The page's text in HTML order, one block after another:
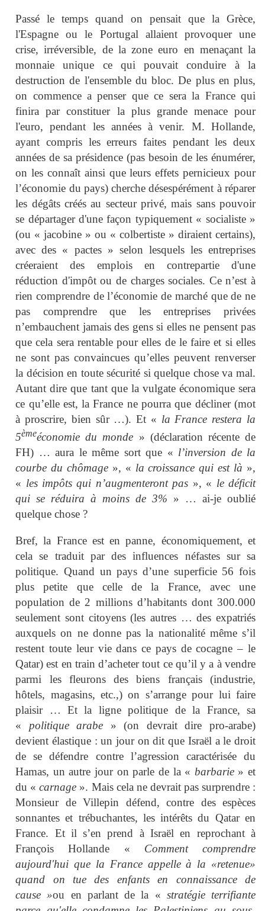
Passé le temps quand on pensait que la Grèce,
l'Espagne ou le Portugal allaient provoquer une
crise, irréversible, de la zone euro en menaçant la
monnaie unique ce qui pouvait conduire à la
destruction de l'ensemble du bloc. De plus en plus,
on commence a penser que ce sera la France qui
finira par constituer la plus grande menace pour
l'euro, pendant les années à venir. M. Hollande,
ayant compris les erreurs faites pendant les deux
années de sa présidence (pas besoin de les énumérer,
on les connaît ainsi que leurs effets pernicieux pour
l’économie du pays) cherche désespérément à réparer
les dégâts créés au secteur privé, mais sans pouvoir
se départager d'une façon typiquement « socialiste »
(ou « jacobine » ou « colbertiste » diraient certains),
avec des « pactes » selon lesquels les entreprises
créeraient des emplois en contrepartie d'une
réduction d'impôt ou de charges sociales. Ce n’est à
rien comprendre de l’économie de marché que de ne
pas comprendre que les entreprises privées
n’embauchent jamais des gens si elles ne pensent pas
que cela sera rentable pour elles de le faire et si elles
ne sont pas convaincues qu’elles peuvent renverser
la décision en toute sécurité si quelque chose va mal.
Autant dire que tant que la vulgate économique sera
ce qu’elle est, la France ne pourra que décliner (mot
à proscrire, bien sûr …). Et « la France restera la
5èmeéconomie du monde » (déclaration récente de
FH) … aura le même sort que « l’inversion de la
courbe du chômage», « la croissance qui est là »,
« les impôts qui n’augmenteront pas », « le déficit
qui se réduira à moins de 3% » … ai-je oublié
quelque chose ?
Bref, la France est en panne, économiquement, et
cela se traduit par des influences néfastes sur sa
politique. Quand un pays d’une superficie 56 fois
plus petite que celle de la France, avec une
population de 2 millions d’habitants dont 300.000
seulement sont citoyens (les autres … des expatriés
auxquels on ne donne pas la nationalité même s’il
restent toute leur vie dans ce pays de cocagne – le
Qatar) est en train d’acheter tout ce qu’il y a à vendre
parmi les fleurons des biens français (industrie,
hôtels, magasins, etc.,) on s’arrange pour lui faire
plaisir … Et la ligne politique de la France, sa
« politique arabe » (on devrait dire pro-arabe)
devient élastique : un jour on dit que Israël a le droit
de se défendre contre l’agression caractérisée du
Hamas, un autre jour on parle de la « barbarie» et
du «carnage ». Mais cela ne devrait pas surprendre :
Monsieur de Villepin défend, contre des espèces
sonnantes et trébuchantes, les intérêts du Qatar en
France. Et il s’en prend à Israël en reprochant à
François Hollande « Comment comprendre
aujourd'hui que la France appelle à la «retenue»
quand on tue des enfants en connaissance de
cause »ou en parlant de la « stratégie terrifiante